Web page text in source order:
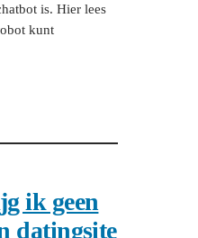
is. Hier lees
kunt
ik geen
datingsite